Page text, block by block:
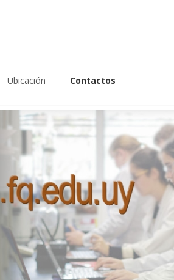
Ubicación Contactos